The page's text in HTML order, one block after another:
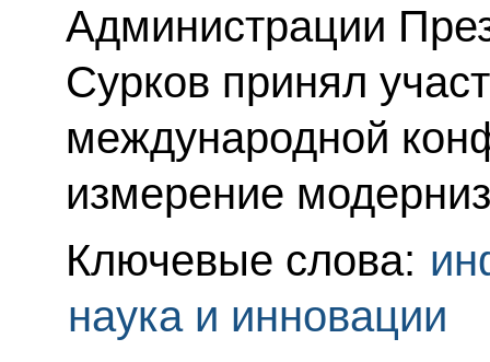
Администрации
Сурков принял
международной
измерение
Ключевые слова:
наука и инновации